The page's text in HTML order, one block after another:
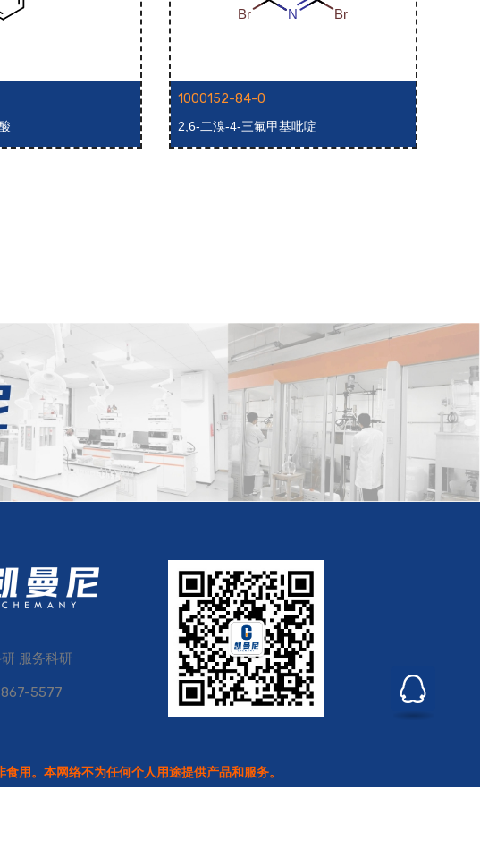
1000152-84-0
2,6-二溴-4-三氟甲基吡啶
服务科研
5577
用。本网络不为任何个人用途提供产品和服务。